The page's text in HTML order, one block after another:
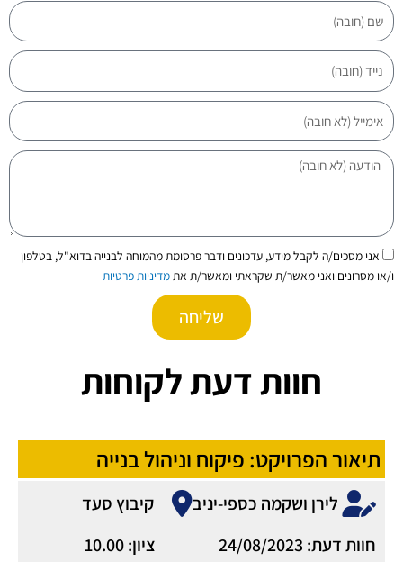
שם
נייד
אימייל
הודעה
הסכמהאני מסכים/ה לקבל מידע, עדכונים ודבר פרסומת מהמוחה לבנייה בדוא"ל, בטלפון
ו/או מסרונים ואני מאשר/ת שקראתי ומאשר/ת אתמדיניות פרטיות
שליחה
חוות דעת לקוחות
תיאור הפרויקט: פיקוח וניהול בנייה
לירן ושקמה כספי-יניב
קיבוץ סעד
חוות דעת: 24/08/2023
ציון: 10.00